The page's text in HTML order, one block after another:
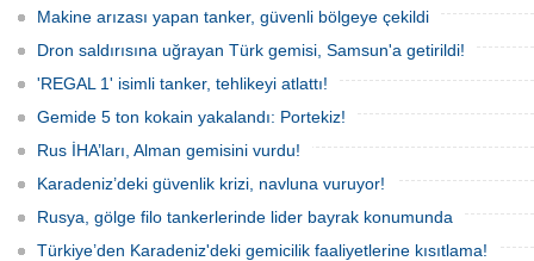
Zehma’, hasarlı şekilde İstanbul
Boğazı’ndan geçişini tamamladı.
rotasını Rusya'ya çevirdi. Dünyanın en
büyük rafine şirketlerinden biri olan
Sinopec, İran'la yaşanan 'savaş'
bahanesiyle daralan arzı telafi etmek
için Uzak Doğu Rus petrolüne
Makine arızası yapan tanker, güvenli bölgeye çekildi
Dron saldırısına uğrayan Türk gemisi, Samsun'a getirildi!
'REGAL 1' isimli tanker, tehlikeyi atlattı!
Gemide 5 ton kokain yakalandı: Portekiz!
Rus İHA’ları, Alman gemisini vurdu!
Karadeniz’deki güvenlik krizi, navluna vuruyor!
Rusya, gölge filo tankerlerinde lider bayrak konumunda
Türkiye’den Karadeniz'deki gemicilik faaliyetlerine kısıtlama!